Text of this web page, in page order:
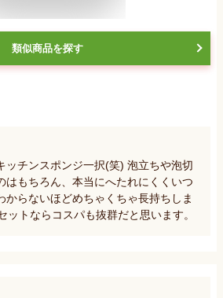
類似商品を探す
ッチンスポンジ一択(笑) 泡立ちや泡切
はもちろん、本当にへたれにくくいつ
からないほどめちゃくちゃ長持ちしま
ットならコスパも抜群だと思います。